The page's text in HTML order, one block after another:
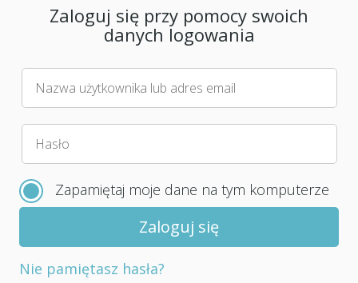
Zaloguj się przy pomocy swoich
danych logowania
Nazwa użytkownika lub adres email
Wybierz
nowe
do
swojego
musi
mieć
Hasło
Zapamiętaj moje dane na tym komputerze
Nie pamiętasz hasła?